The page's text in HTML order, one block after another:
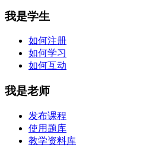
我是学生
如何注册
如何学习
如何互动
我是老师
发布课程
使用题库
教学资料库